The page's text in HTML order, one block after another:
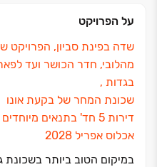
על הפרויקט
שדה בפינת סביון, הפרויקט
מהלובי, חדר הכושר ועד
בגדות ,
שכונת המחר של בקעת אונו
דירות ‏5 חד' בתנאים מיוחדים
אכלוס אפריל ‏2028
במיקום הטוב ביותר בשכונת